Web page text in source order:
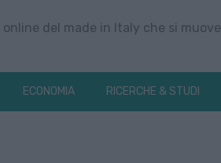
online del made in Italy che si muove
ECONOMIA RICERCHE & STUDI